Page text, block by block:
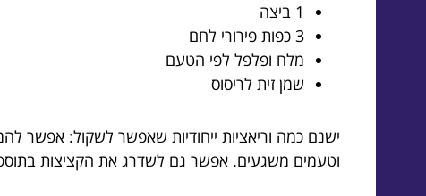
1 ביצה
3 כפות פירורי לחם
מלח ופלפל לפי הטעם
שמן זית לריסוס
ישנם כמה וריאציות ייחודיות שאפשר לשקול: אפשר
וטעמים משגעים. אפשר גם לשדרג את הקציצות